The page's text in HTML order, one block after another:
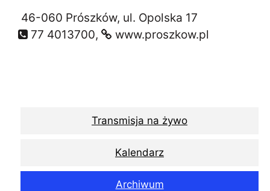
46-060 Prószków, ul. Opolska 17
77 4013700,
www.proszkow.pl
Transmisja na żywo
Kalendarz
Archiwum